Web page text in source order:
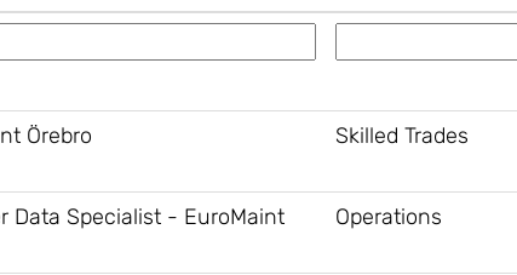
Örebro
Skilled Trades
Data Specialist - EuroMaint
Operations